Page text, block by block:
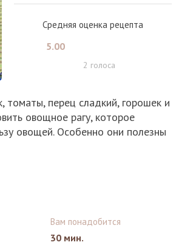
Средняя оценка рецепта
5.00
2 голоса
томаты, перец сладкий, горошек и
овощное рагу, которое
овощей. Особенно они полезны
Вам понадобится
30 мин.